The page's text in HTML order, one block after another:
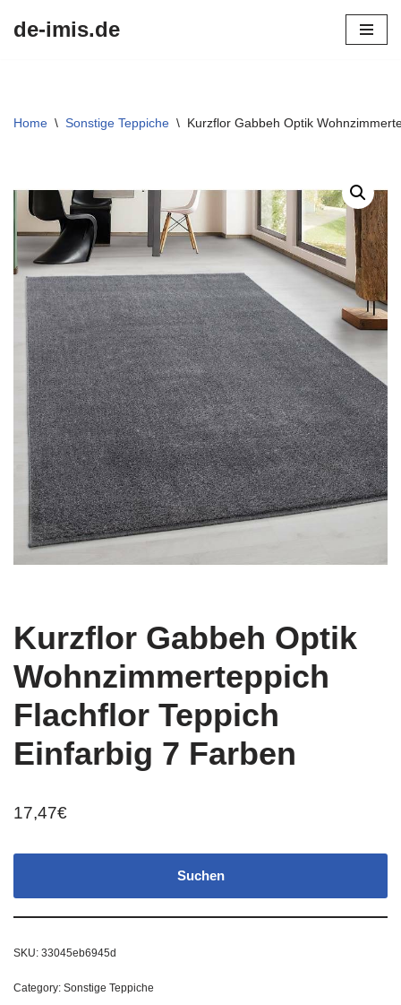
de-imis.de
Home \ Sonstige Teppiche \ Kurzflor Gabbeh Optik
Kurzflor Gabbeh Optik
Wohnzimmerteppich
Flachflor Teppich
Einfarbig 7 Farben
17,47€
Suchen
SKU: 33045eb6945d
Category: Sonstige Teppiche